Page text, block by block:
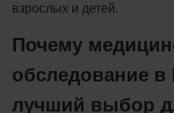
взрослых и детей.
Почему
обследование
лучший выбор